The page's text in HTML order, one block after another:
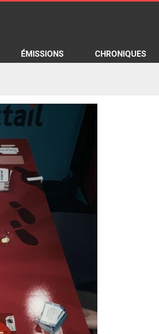
ÉMISSIONS CHRONIQUES